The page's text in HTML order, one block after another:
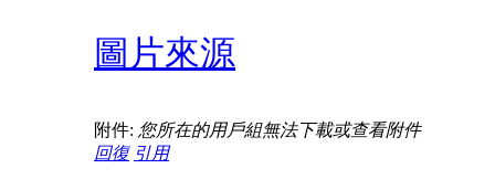
圖片來源
附件: 您所在的用戶組無法下載或查看附件
回復 引用